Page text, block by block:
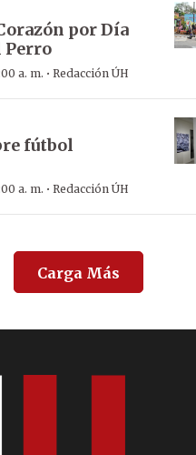
por Día
Perro
a. m. · Redacción ÚH
fútbol
a. m. · Redacción ÚH
Carga Más